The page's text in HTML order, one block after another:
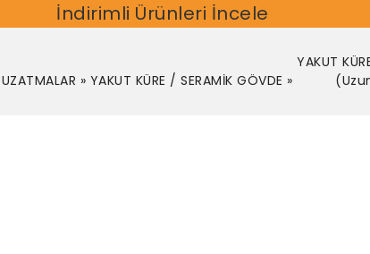
İndirimli Ürünleri İncele
» YAKUT KÜRE / SERAMİK GÖVDE »
YAKUT